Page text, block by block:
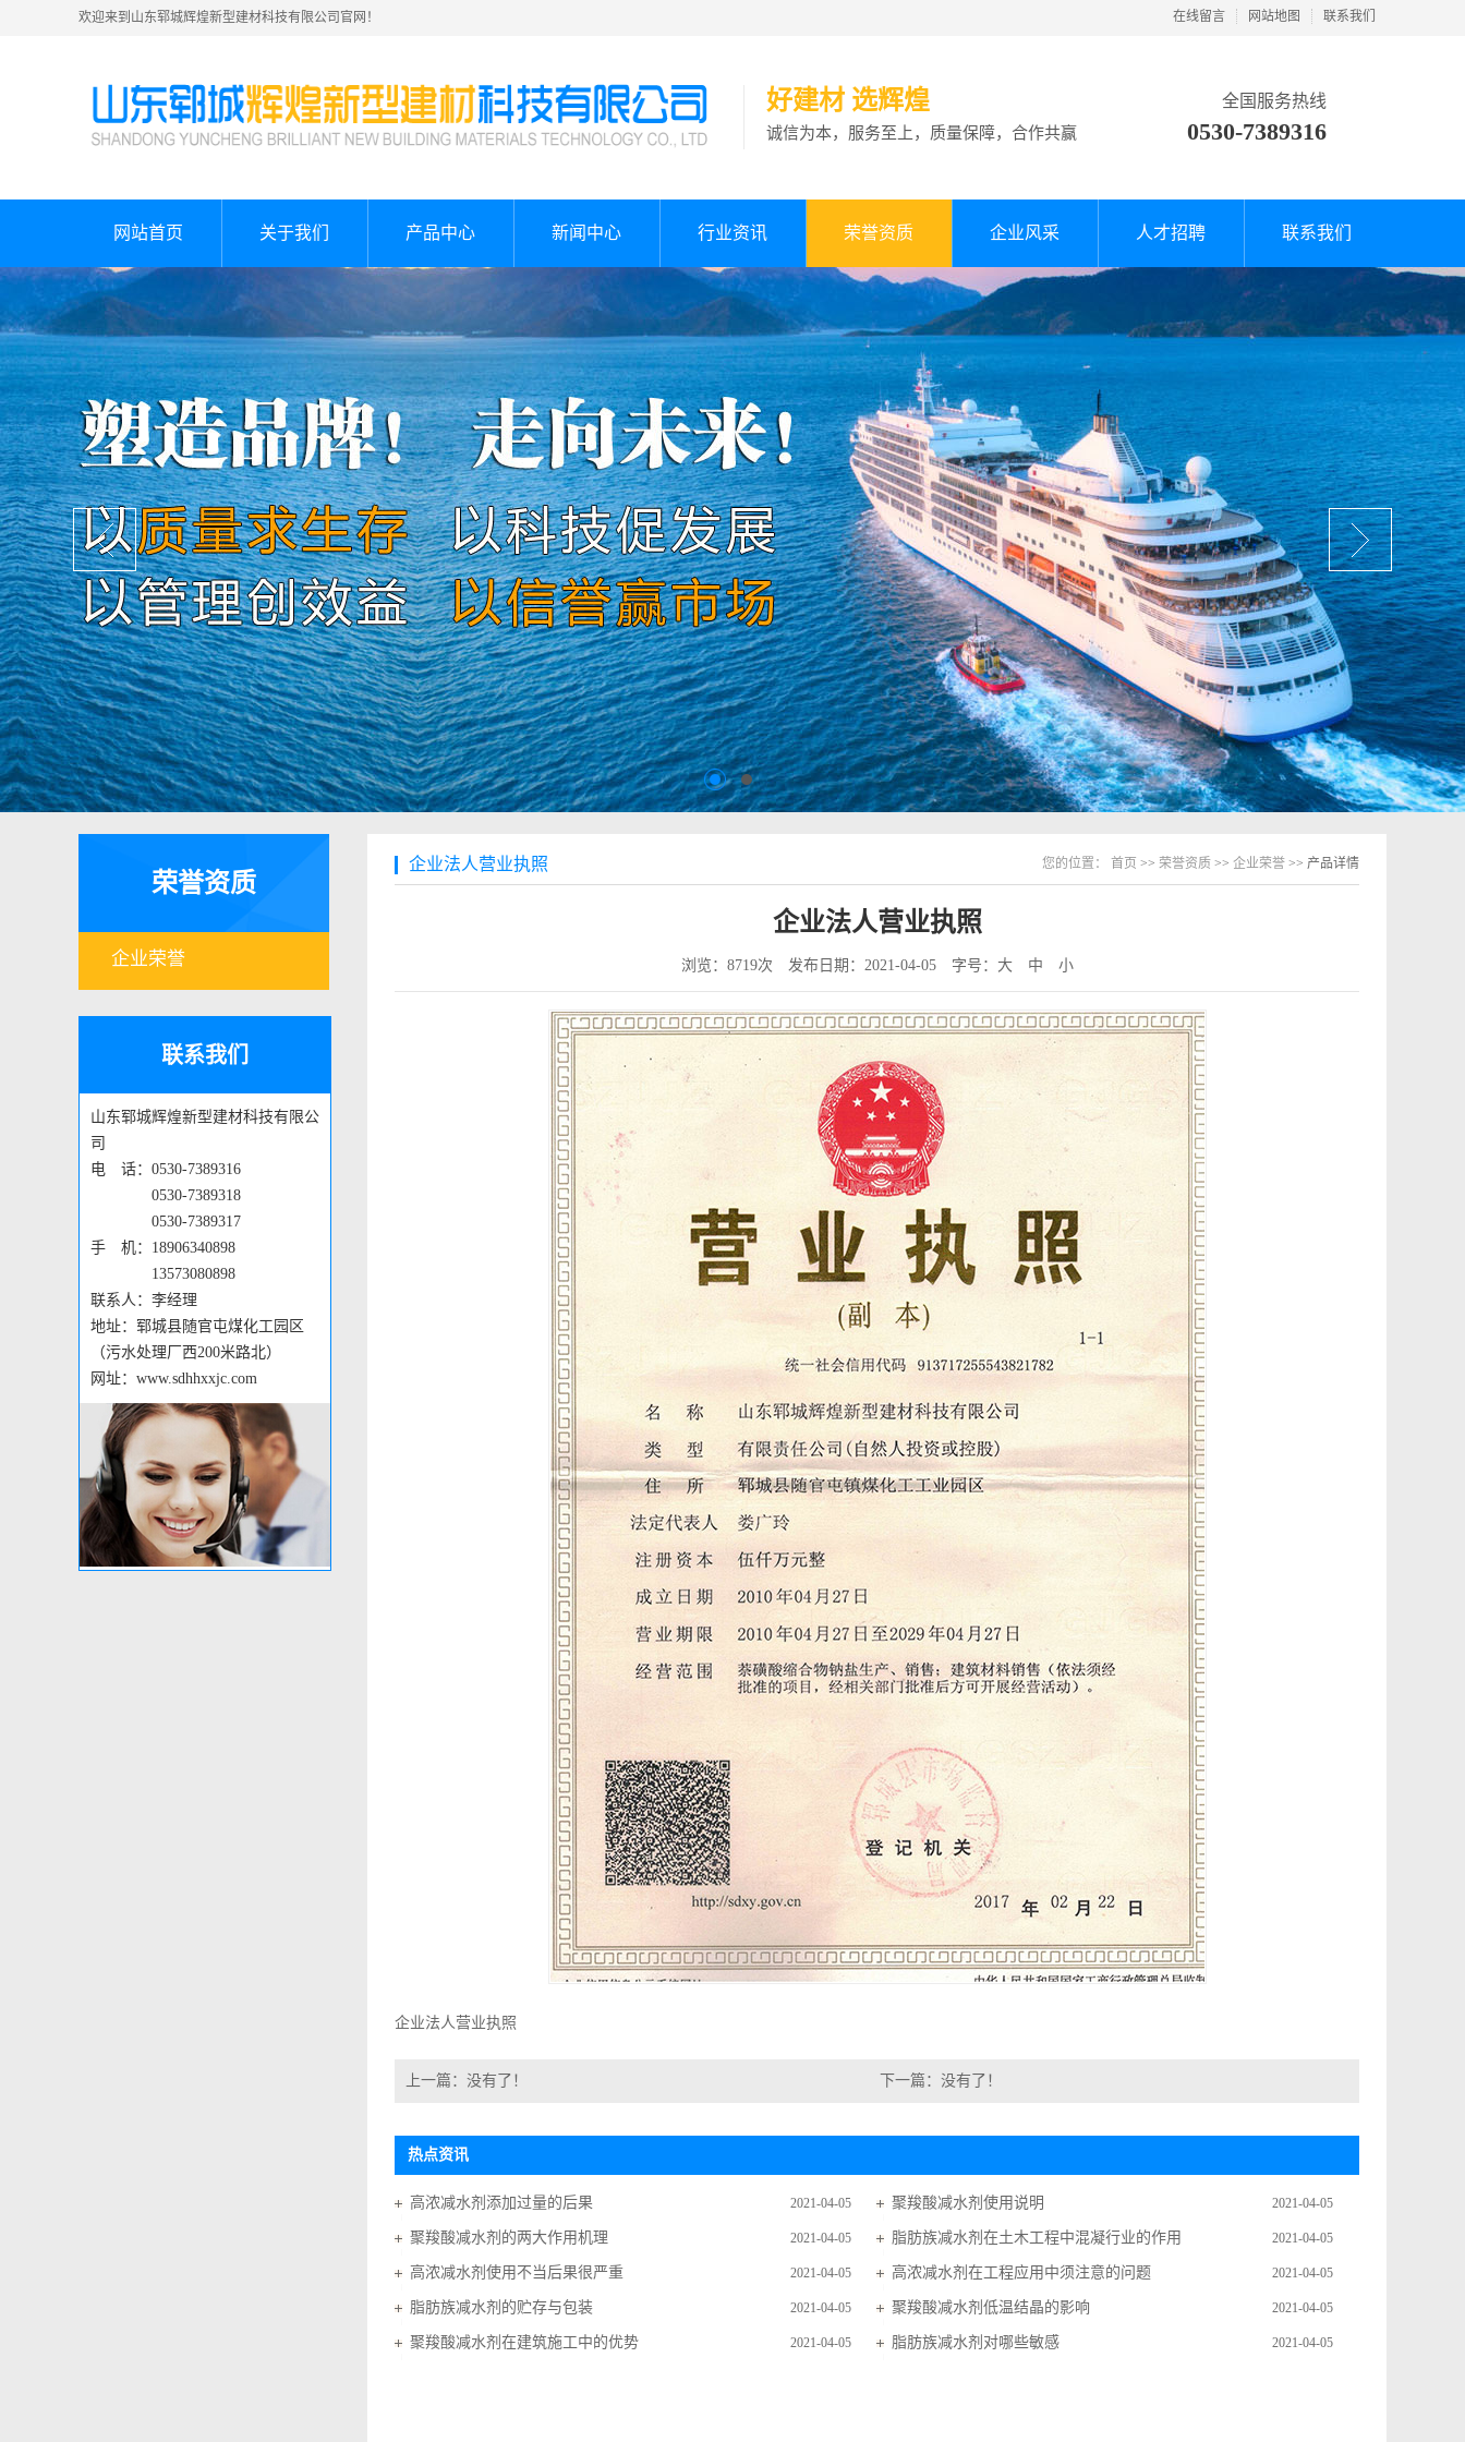
欢迎来到山东郓城辉煌新型建材科技有限公司官网！ 在线留言 网站地图 联系我们
好建材 选辉煌
诚信为本，服务至上，质量保障，合作共赢
全国服务热线
0530-7389316
网站首页 关于我们 产品中心 新闻中心 行业资讯 荣誉资质 企业风采 人才招聘 联系我们
荣誉资质
企业荣誉
联系我们
山东郓城辉煌新型建材科技有限公
司
电 话：0530-7389316
0530-7389318
0530-7389317
手 机：18906340898
13573080898
联系人：李经理
地址：郓城县随官屯煤化工园区
（污水处理厂西200米路北）
网址：www.sdhhxxjc.com
企业法人营业执照 您的位置： 首页 >> 荣誉资质 >> 企业荣誉 >> 产品详情
企业法人营业执照
浏览：8719次 发布日期：2021-04-05 字号： 大 中 小
企业法人营业执照
上一篇：没有了！ 下一篇：没有了！
热点资讯
2021-04-05
高浓减水剂添加过量的后果 2021-04-05
聚羧酸减水剂使用说明
2021-04-05
聚羧酸减水剂的两大作用机理 2021-04-05
脂肪族减水剂在土木工程中混凝行业的作用
2021-04-05
高浓减水剂使用不当后果很严重 2021-04-05
高浓减水剂在工程应用中须注意的问题
2021-04-05
脂肪族减水剂的贮存与包装 2021-04-05
聚羧酸减水剂低温结晶的影响
2021-04-05
聚羧酸减水剂在建筑施工中的优势 2021-04-05
脂肪族减水剂对哪些敏感